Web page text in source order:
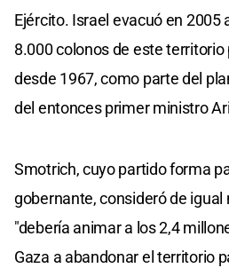
Ejército. Israel evacuó en 2005
8.000 colonos de este
desde 1967, como parte del
del entonces primer ministro
Smotrich, cuyo partido forma
gobernante, consideró de igual
"debería animar a los 2,4
Gaza a abandonar el territorio